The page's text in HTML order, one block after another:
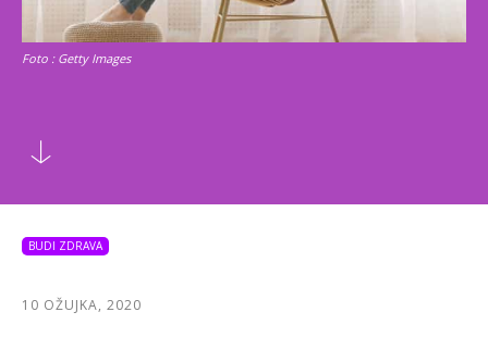
Foto : Getty Images
BUDI ZDRAVA
10 OŽUJKA, 2020